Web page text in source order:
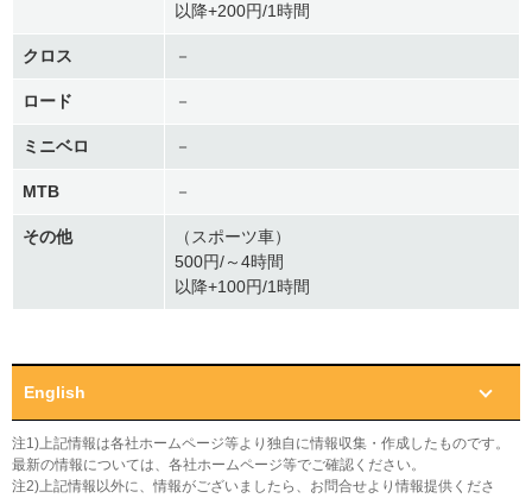
以降+200円/1時間
クロス －
ロード －
ミニベロ －
MTB －
その他
（スポーツ車）
500円/～4時間
以降+100円/1時間
English
注1)上記情報は各社ホームページ等より独自に情報収集・作成したものです。
最新の情報については、各社ホームページ等でご確認ください。
注2)上記情報以外に、情報がございましたら、お問合せより情報提供くださ